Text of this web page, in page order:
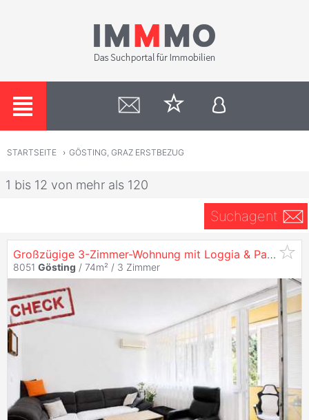
STARTSEITE › GÖSTING, GRAZ ERSTBEZUG
1 bis 12 von mehr als 120
Suchagent
Großzügige 3-Zimmer-Wohnung mit Loggia & Parkplatz in
8051 Gösting / 74m² / 3 Zimmer